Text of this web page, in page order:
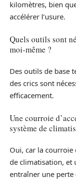
kilomètres, bien
accélérer l’usure.
Quels outils sont
moi-même ?
Des outils de base
des crics sont
efficacement.
Une courroie
système de
Oui, car la courroie
de climatisation, et
entraîner une